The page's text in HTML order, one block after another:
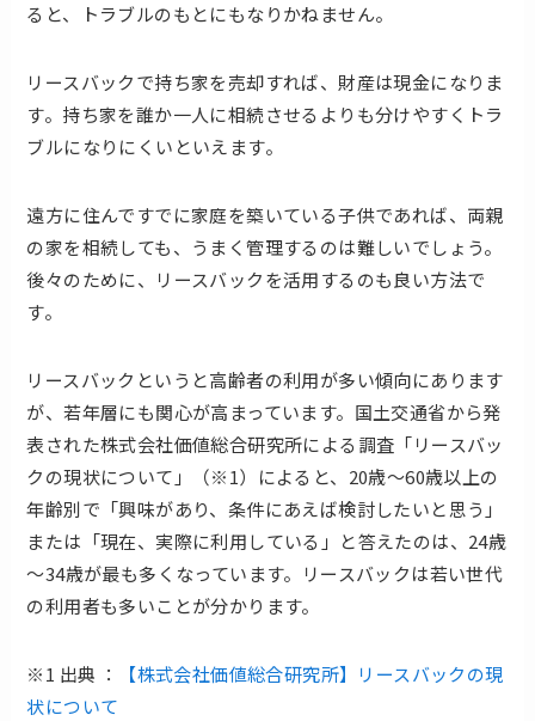
ると、トラブルのもとにもなりかねません。
リースバックで持ち家を売却すれば、財産は現金になりま
す。持ち家を誰か一人に相続させるよりも分けやすくトラ
ブルになりにくいといえます。
遠方に住んですでに家庭を築いている子供であれば、両親
の家を相続しても、うまく管理するのは難しいでしょう。
後々のために、リースバックを活用するのも良い方法で
す。
リースバックというと高齢者の利用が多い傾向にあります
が、若年層にも関心が高まっています。国土交通省から発
表された株式会社価値総合研究所による調査「リースバッ
クの現状について」（※1）によると、20歳～60歳以上の
年齢別で「興味があり、条件にあえば検討したいと思う」
または「現在、実際に利用している」と答えたのは、24歳
～34歳が最も多くなっています。リースバックは若い世代
の利用者も多いことが分かります。
※1 出典 ：
【株式会社価値総合研究所】リースバックの現
状について